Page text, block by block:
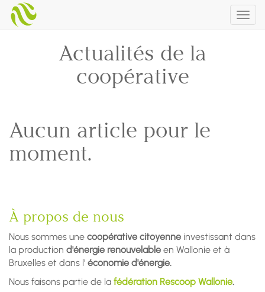
Actualités de la
coopérative
Aucun article pour le
moment.
À propos de nous
Nous sommes une coopérative citoyenne investissant dans
la production d'énergie renouvelable en Wallonie et à
Bruxelles et dans l' économie d'énergie.
Nous faisons partie de la fédération Rescoop Wallonie.